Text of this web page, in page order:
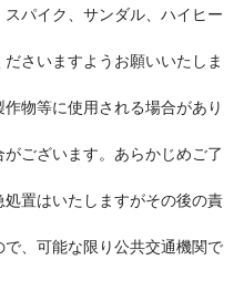
パイク、サンダル、ハイヒー
さいますようお願いいたしま
物等に使用される場合があり
ございます。あらかじめご了
置はいたしますがその後の責
、可能な限り公共交通機関で